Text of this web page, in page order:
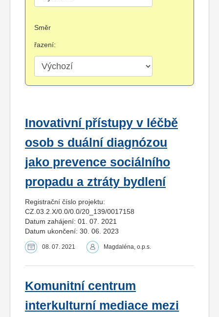
Směr
řazení:
Inovativní přístupy v léčbě
osob s duální diagnózou
jako prevence sociálního
propadu a ztráty bydlení
Registrační číslo projektu:
CZ.03.2.X/0.0/0.0/20_139/0017158
Datum zahájení: 01. 07. 2021
Datum ukončení: 30. 06. 2023
08. 07. 2021 Magdaléna, o.p.s.
Komunitní centrum
interkulturní mediace mezi